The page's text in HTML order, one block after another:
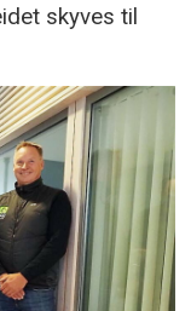
skyves til